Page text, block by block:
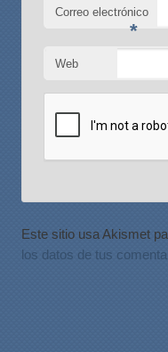
Correo electrónico
*
Web
Este sitio usa Akismet
los datos de tus